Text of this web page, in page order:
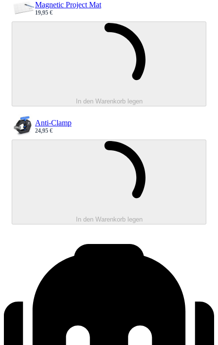
Magnetic Project Mat
Sale price
19,95 €
In den Warenkorb legen
Anti-Clamp
Sale price
24,95 €
In den Warenkorb legen